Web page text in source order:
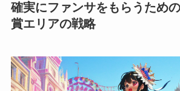
確実にファンサをもらうため
賞エリアの戦略